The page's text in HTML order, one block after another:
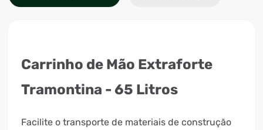
Carrinho de Mão Extraforte
Tramontina - 65 Litros
Facilite o transporte de materiais de construção